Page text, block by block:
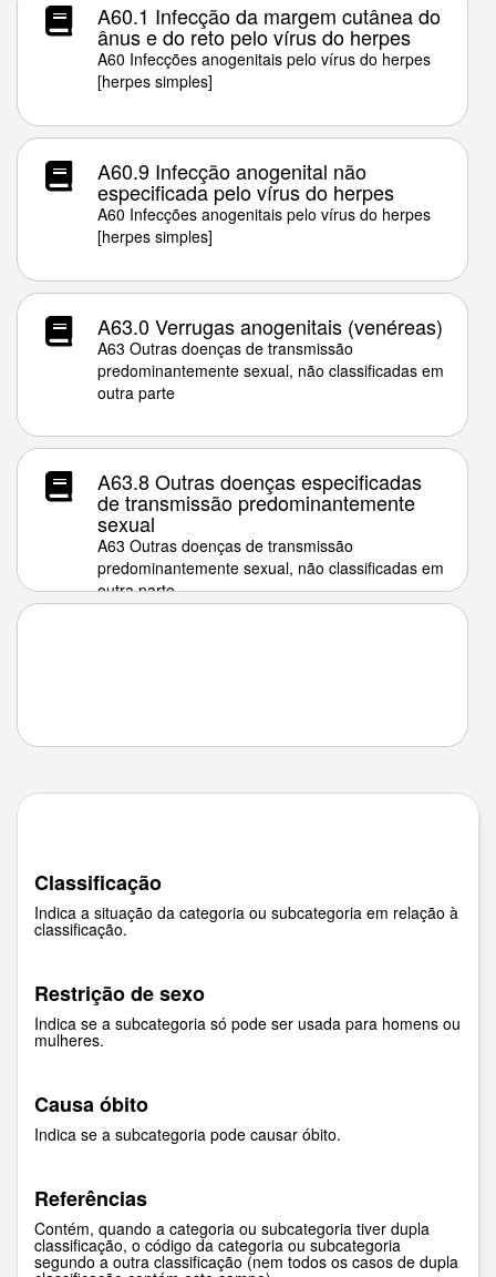
A60.1 Infecção da margem cutânea do
ânus e do reto pelo vírus do herpes
A60 Infecções anogenitais pelo vírus do herpes
[herpes simples]
A60.9 Infecção anogenital não
especificada pelo vírus do herpes
A60 Infecções anogenitais pelo vírus do herpes
[herpes simples]
A63.0 Verrugas anogenitais (venéreas)
A63 Outras doenças de transmissão
predominantemente sexual, não classificadas em
outra parte
A63.8 Outras doenças especificadas
de transmissão predominantemente
sexual
A63 Outras doenças de transmissão
predominantemente sexual, não classificadas em
outra parte
Classificação
Indica a situação da categoria ou subcategoria em relação à
classificação.
Restrição de sexo
Indica se a subcategoria só pode ser usada para homens ou
mulheres.
Causa óbito
Indica se a subcategoria pode causar óbito.
Referências
Contém, quando a categoria ou subcategoria tiver dupla
classificação, o código da categoria ou subcategoria
segundo a outra classificação (nem todos os casos de dupla